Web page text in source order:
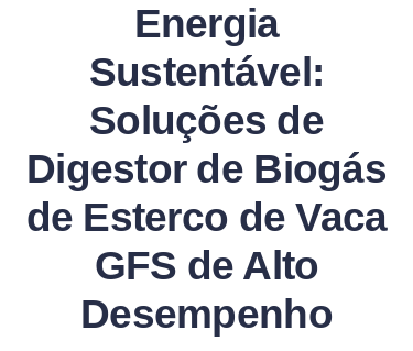
Energia
Sustentável:
Soluções de
Digestor de Biogás
de Esterco de Vaca
GFS de Alto
Desempenho
Solicitar orçamento
Notícias
Contato